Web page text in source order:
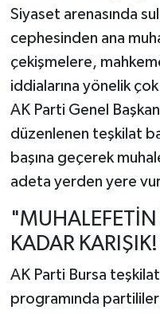
Siyaset arenasında
cephesinden ana
çekişmelere,
iddialarına yönelik
AK Parti Genel
düzenlenen teşkilat
başına geçerek
adeta yerden yere
KADAR
AK Parti Bursa
programında